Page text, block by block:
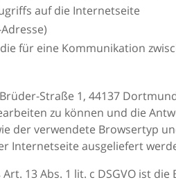
auf die Internetseite
für eine Kommunikation
Straße 1, 44137
zu können und die
der verwendete Browsertyp
Internetseite ausgeliefert
13 Abs. 1 lit. c DSGVO ist